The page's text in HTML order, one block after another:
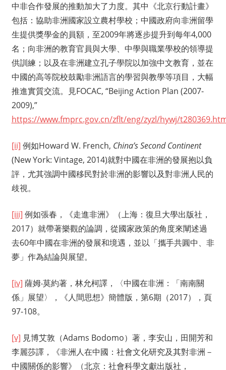
中非合作發展的推動加大了力度。其中《北京行動計畫》
包括：協助非洲國家設立農村學校；中國政府向非洲留學
生提供獎學金的員額，至2009年將逐步提升到每年4,000
名；向非洲的教育官員與大學、中學與職業學校的領導提
供訓練；以及在非洲建立孔子學院以加強中文教育，並在
中國的高等院校鼓勵非洲語言的學習與教學等項目，大幅
推進實質交流。見FOCAC, “Beijing Action Plan (2007-
2009),”
https://www.fmprc.gov.cn/zflt/eng/zyzl/hywj/
[ii] 例如Howard W. French, China’s Second Continent
(New York: Vintage, 2014)就對中國在非洲的發展抱以負
評，尤其強調中國移民對於非洲的影響以及對非洲人民的
歧視。
[iii] 例如張春，《走進非洲》（上海：復旦大學出版社，
2017）就帶著樂觀的論調，從國家政策的角度來闡述過
去60年中國在非洲的發展和境遇，並以「攜手共圓中、非
夢」作為結論與展望。
[iv] 薩姆‧莫約著，林允柯譯，〈中國在非洲：「南南關
係」展望〉，《人間思想》簡體版，第6期（2017），頁
97-108。
[v] 見博艾敦（Adams Bodomo）著，李安山，田開芳和
李麗莎譯，《非洲人在中國：社會文化研究及其對非洲－
中國關係的影響》（北京：社會科學文獻出版社，